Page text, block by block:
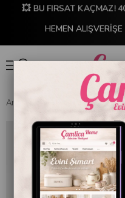
💥 BU FIRSAT KAÇMAZ!
HEMEN
Anasayfa Emaye